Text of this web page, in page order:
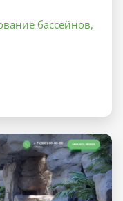
бассейнов,